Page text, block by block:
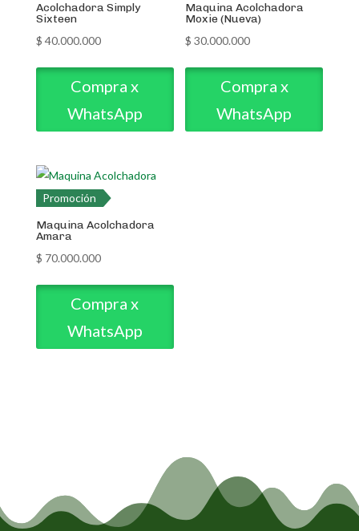
Acolchadora Simply
Sixteen
$ 40.000.000
Compra x
WhatsApp
Maquina Acolchadora
Moxie (Nueva)
$ 30.000.000
Compra x
WhatsApp
Promoción
Maquina Acolchadora
Amara
$ 70.000.000
Compra x
WhatsApp